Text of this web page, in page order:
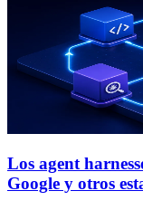
Los agent
Google y otros